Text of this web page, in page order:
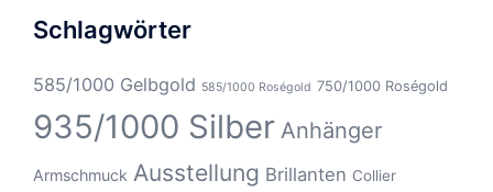
Schlagwörter
585/1000 Gelbgold 585/1000 Roségold 750/1000 Roségold
935/1000 Silber Anhänger
Armschmuck Ausstellung Brillanten Collier